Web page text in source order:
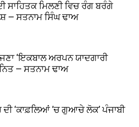
ਸਾਹਿਤਕ ਮਿਲਣੀ ਵਿਚ ਰੰਗ ਬਰੰਗੇ
— ਸਤਨਾਮ ਸਿੰਘ ਢਾਅ
‘ਇਕਬਾਲ ਅਰਪਨ ਯਾਦਗਾਰੀ
— ਸਤਨਾਮ ਢਾਅ
ਦੀ ‘ਕਾਫ਼ਲਿਆਂ ’ਚ ਗੁਆਚੇ ਲੋਕ’ ਪੰਜਾਬੀ